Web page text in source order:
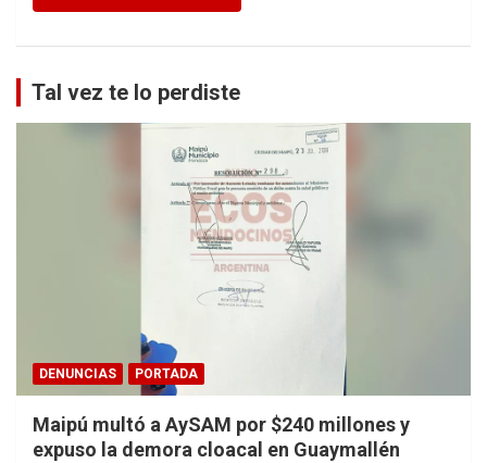
Tal vez te lo perdiste
DENUNCIAS PORTADA
Maipú multó a AySAM por $240 millones y
expuso la demora cloacal en Guaymallén